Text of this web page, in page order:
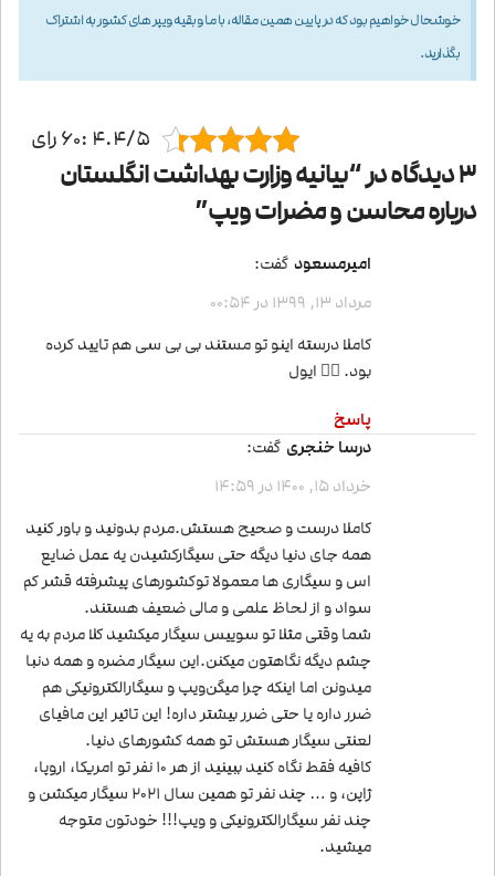
خوشحال خواهیم بود که در پایین همین مقاله، با ما و بقیه ویپر های کشور به اشتراک
بگذارید.
4.4/5 :60 رای
3 دیدگاه در “
بیانیه وزارت بهداشت انگلستان
درباره محاسن و مضرات ویپ”
امیرمسعود گفت:
مرداد 13, 1399 در 00:54
کاملا درسته اینو تو مستند بی بی سی هم تایید کرده
بود. 👌🏻 ایول
پاسخ
درسا خنجری گفت:
خرداد 15, 1400 در 14:59
کاملا درست و صحیح هستش.مردم بدونید و باور کنید
همه جای دنیا دیگه حتی سیگارکشیدن یه عمل ضایع
اس و سیگاری ها معمولا تو‌کشورهای پیشرفته قشر کم
سواد و از لحاظ علمی و مالی ضعیف هستند.
شما وقتی مثلا تو سوییس سیگار میکشید کلا مردم به یه
چشم دیگه نگاهتون میکنن.این سیگار مضره و همه دنبا
میدونن اما اینکه چرا میگن‌ویپ و سیگارالکترونیکی هم
ضرر داره یا حتی ضرر بیشتر داره! این تاثیر این مافیای
لعنتی سیگار هستش تو همه کشورهای دنیا.
کافیه فقط نگاه کنید ببینید از هر ۱۰ نفر تو امریکا، اروپا،
ژاپن، و … چند نفر تو همین سال ۲۰۲۱ سیگار میکشن و
چند نفر سیگارالکترونیکی و ویپ!!! خودتون متوجه
میشید.